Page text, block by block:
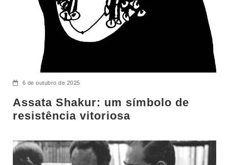
6 de outubro de 2025
Assata Shakur: um símbolo de
resistência vitoriosa